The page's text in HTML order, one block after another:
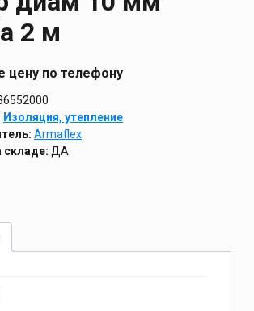
2 м
цену по телефону
Изоляция, утепление
Armaflex
складе: ДА